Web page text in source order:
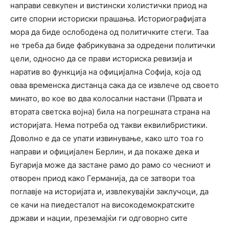
направи севкупен и вистински холистички приод на
сите спорни историски прашања. Историографијата
мора да биде ослободена од политичките стеги. Таа
не треба да биде фабрикувана за одредени политички
цели, односно да се прави историска ревизија и
наратив во функција на официјална Софија, која од
оваа временска дистанца сака да се извлече од своето
минато, во кое во два колосални настани (Првата и
втората светска војна) била на погрешната страна на
историјата. Нема потреба од такви еквилибристики.
Доволно е да се упати извинување, како што тоа го
направи и официјален Берлин, и да покаже дека и
Бугарија може да застане рамо до рамо со чесниот и
отворен приод како Германија, да се затвори тоа
поглавје на историјата и, извлекувајќи заклучоци, да
се качи на пиедесталот на високодемократските
држави и нации, преземајќи ги одговорно сите